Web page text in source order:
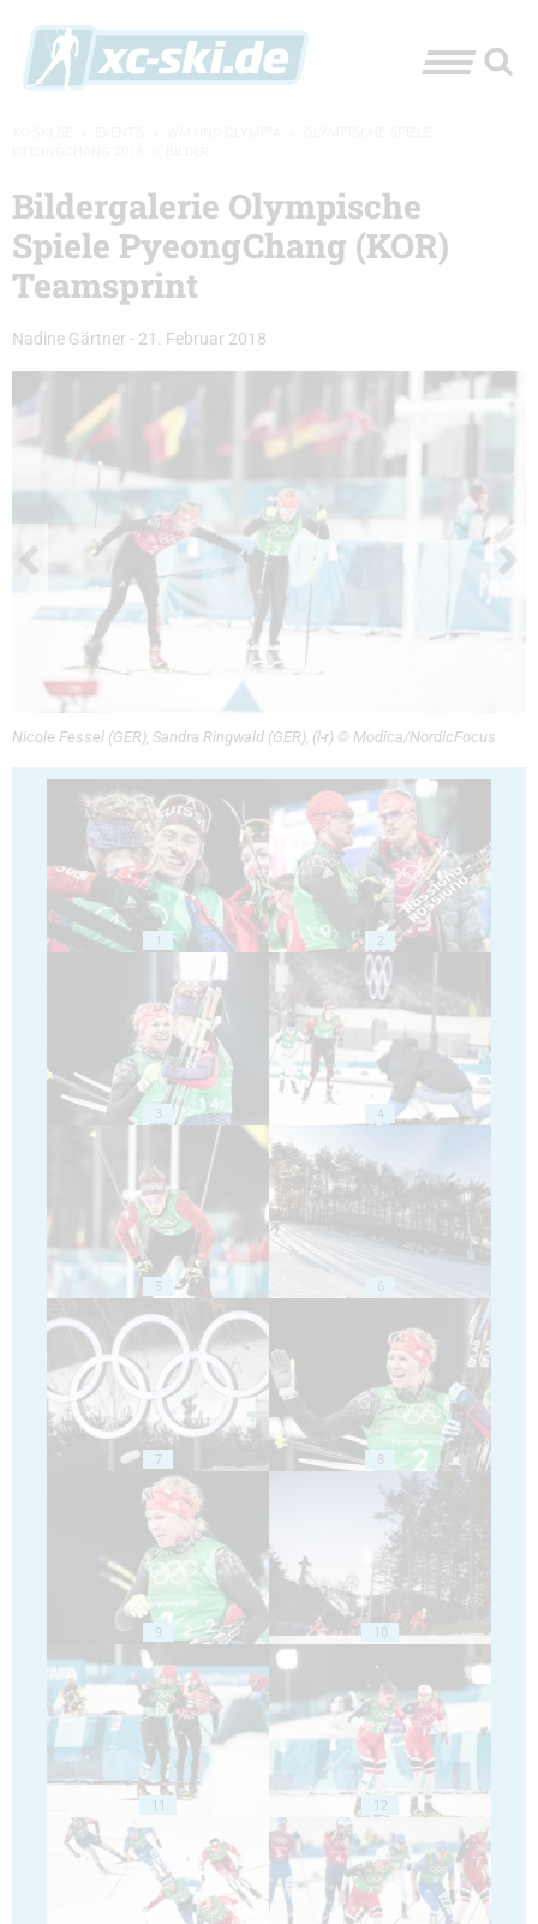
Bildergalerie Olympische
Spiele PyeongChang (KOR)
Teamsprint
Nadine Gärtner - 21. Februar 2018
Nicole Fessel (GER), Sandra Ringwald (GER), (l-r) © Modica/NordicFocus
1 2
3 4
5 6
7 8
9 10
11 12